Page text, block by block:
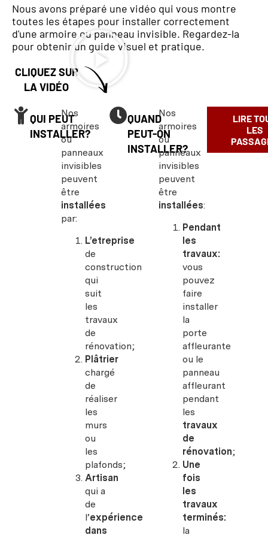
Nous avons préparé une vidéo qui vous montre
toutes les étapes pour installer correctement
d'une armoire ou panneau invisible. Regardez-la
pour obtenir un guide visuel et pratique.
CLIQUEZ SUR
LA VIDÉO
QUI PEUT
INSTALLER?
Nos
armoires
ou
panneaux
invisibles
peuvent
être
installées
par:
L’etreprise
de
construction
qui
suit
les
travaux
de
rénovation;
Plâtrier
chargé
de
réaliser
les
murs
ou
les
plafonds;
Artisan
qui a
de
l’expérience
dans
QUAND
PEUT-ON
INSTALLER?
Nos
armoires
ou
panneaux
invisibles
peuvent
être
installées:
Pendant
les
travaux:
vous
pouvez
faire
installer
la
porte
affleurante
ou le
panneau
affleurant
pendant
les
travaux
de
rénovation;
Une
fois
les
travaux
terminés:
la
LIRE
LES